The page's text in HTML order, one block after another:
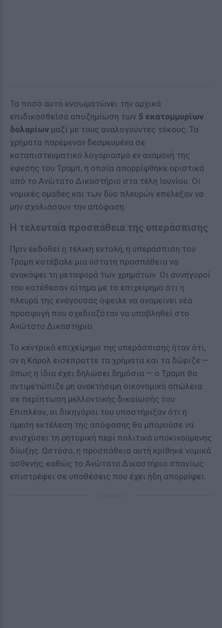
Το ποσό αυτό ενσωματώνει την αρχικά
επιδικασθείσα αποζημίωση των 5 εκατομμυρίων
δολαρίων μαζί με τους αναλογούντες τόκους. Τα
χρήματα παρέμεναν δεσμευμένα σε
καταπιστευματικό λογαριασμό εν αναμονή της
έφεσης του Τραμπ, η οποία απορρίφθηκε οριστικά
από το Ανώτατο Δικαστήριο στα τέλη Ιουνίου. Οι
νομικές ομάδες και των δύο πλευρών επέλεξαν να
μην σχολιάσουν την απόφαση.
Η τελευταία προσπάθεια της υπεράσπισης
Πριν εκδοθεί η τελική εντολή, η υπεράσπιση του
Τραμπ κατέβαλε μια ύστατη προσπάθεια να
ανακόψει τη μεταφορά των χρημάτων. Οι συνήγοροί
του κατέθεσαν αίτημα με το επιχείρημα ότι η
πλευρά της ενάγουσας όφειλε να αναμείνει νέα
προσφυγή που σχεδιαζόταν να υποβληθεί στο
Ανώτατο Δικαστήριο.
Το κεντρικό επιχείρημα της υπεράσπισης ήταν ότι,
αν η Κάρολ εισέπραττε τα χρήματα και τα δώριζε —
όπως η ίδια έχει δηλώσει δημόσια — ο Τραμπ θα
αντιμετώπιζε μη ανακτήσιμη οικονομική απώλεια
σε περίπτωση μελλοντικής δικαίωσής του.
Επιπλέον, οι δικηγόροι του υποστήριξαν ότι η
άμεση εκτέλεση της απόφασης θα μπορούσε να
ενισχύσει τη ρητορική περί πολιτικά υποκινούμενης
δίωξης. Ωστόσο, η προσπάθεια αυτή κρίθηκε νομικά
ασθενής, καθώς το Ανώτατο Δικαστήριο σπανίως
επιστρέφει σε υποθέσεις που έχει ήδη απορρίψει.